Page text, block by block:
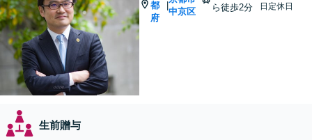
都
府
中京区
ら徒歩2分
日定休日
生前贈与